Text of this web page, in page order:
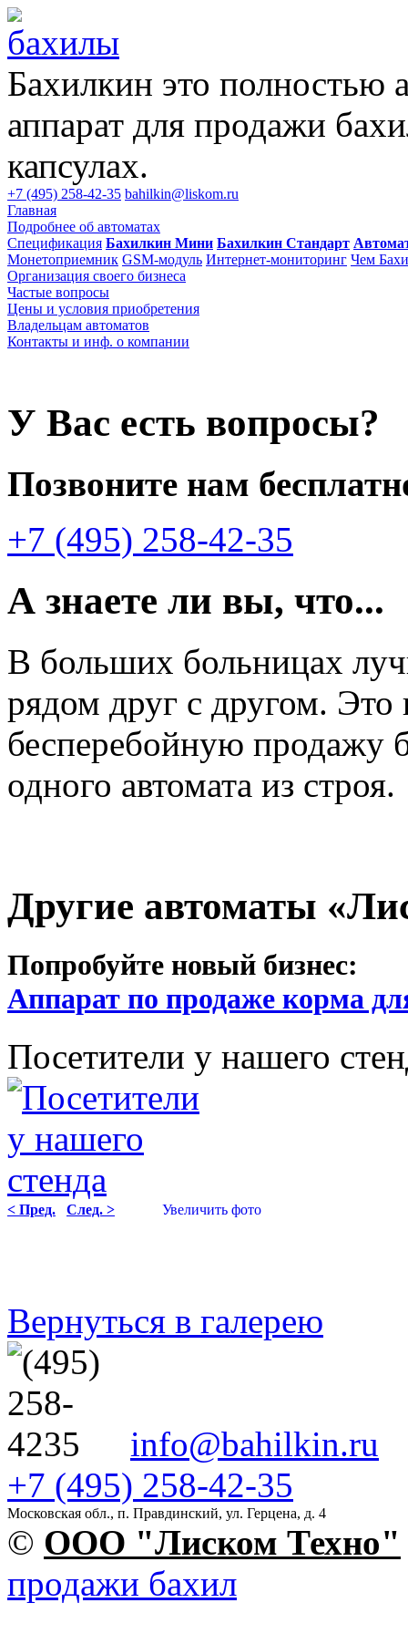
Бахилкин это полностью
аппарат для продажи
капсулах.
+7 (495) 258-42-35 bahilkin@liskom.ru
Главная
Подробнее об автоматах
Спецификация Бахилкин Мини Бахилкин Стандарт
Монетоприемник GSM-модуль Интернет-мониторинг Чем
Организация своего бизнеса
Частые вопросы
Цены и условия приобретения
Владельцам автоматов
Контакты и инф. о компании
У Вас есть вопросы?
Позвоните нам
+7 (495) 258-42-35
А знаете ли вы, что...
В больших больницах
рядом друг с другом. Это
бесперебойную продажу
одного автомата из строя.
Другие автоматы
Попробуйте новый бизнес:
Аппарат по продаже корма
Посетители у нашего
< Пред. След. > Увеличить фото
Вернуться в галерею
info@bahilkin.ru
+7 (495) 258-42-35
Московская обл., п. Правдинский, ул. Герцена, д. 4
© OOO "Лиском Техно"
продажи бахил